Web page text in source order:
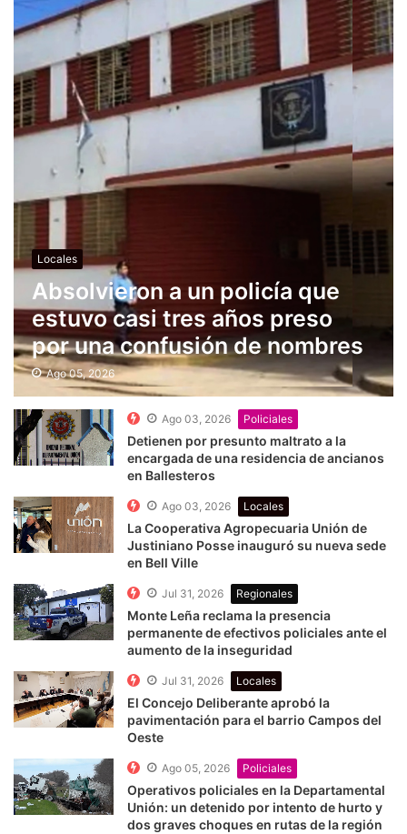
Locales
Absolvieron a un policía que
estuvo casi tres años preso
por una confusión de nombres
Ago 05, 2026
Ago 03, 2026 Policiales
Detienen por presunto maltrato a la
encargada de una residencia de ancianos
en Ballesteros
Ago 03, 2026 Locales
La Cooperativa Agropecuaria Unión de
Justiniano Posse inauguró su nueva sede
en Bell Ville
Jul 31, 2026 Regionales
Monte Leña reclama la presencia
permanente de efectivos policiales ante el
aumento de la inseguridad
Jul 31, 2026 Locales
El Concejo Deliberante aprobó la
pavimentación para el barrio Campos del
Oeste
Ago 05, 2026 Policiales
Operativos policiales en la Departamental
Unión: un detenido por intento de hurto y
dos graves choques en rutas de la región